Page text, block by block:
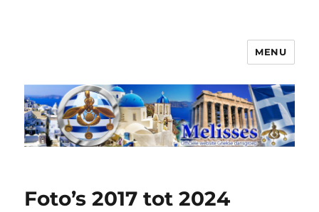
MENU
Foto’s 2017 tot 2024